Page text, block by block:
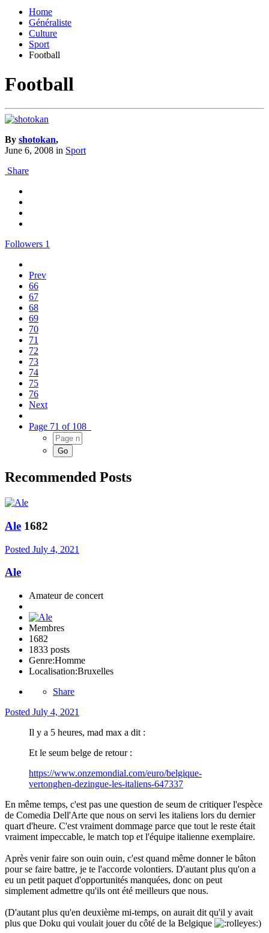
Home
Généraliste
Culture
Sport
Football
Football
By shotokan,
June 6, 2008 in Sport
Share
Followers 1
Prev
66
67
68
69
70
71
72
73
74
75
76
Next
Page 71 of 108
Recommended Posts
Ale 1682
Posted July 4, 2021
Ale
Amateur de concert
Membres
1682
1833 posts
Genre:Homme
Localisation:Bruxelles
Share
Posted July 4, 2021
Il y a 5 heures, mad max a dit :
Et le seum belge de retour :
https://www.onzemondial.com/euro/belgique-
vertonghen-dezingue-les-italiens-647337
En même temps, c'est pas une question de seum de critiquer l'espèce
de Comedia Dell'Arte que nous on servi les italiens lors du dernier
quart d'heure. C'est vraiment dommage parce que tout le reste était
vraiment impeccable, le match top et l'équipe italienne exemplaire.
Après venir faire son ouin ouin, c'est quand même donner le bâton
pour se faire battre, je te l'accorde volontiers. D'autant plus qu'on a
eu un petit paquet d'opportunités manquées, donc on peut
simplement admettre qu'ils ont été meilleurs que nous.
(D'autant plus qu'en deuxième mi-temps, on aurait dit qu'il y avait
plus que Doku qui voulait jouer du côté de la Belgique
)